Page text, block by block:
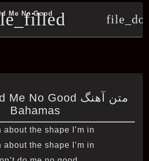
Me No Good
Bahamas
about the shape I’m in
about the shape I’m in